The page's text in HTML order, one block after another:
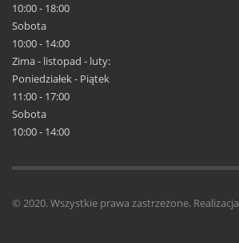
10:00 - 18:00
Sobota
10:00 - 14:00
Zima - listopad - luty:
Poniedziałek - Piątek
11:00 - 17:00
Sobota
10:00 - 14:00
© 2020. Wszystkie prawa zastrzeżone. Realizacja